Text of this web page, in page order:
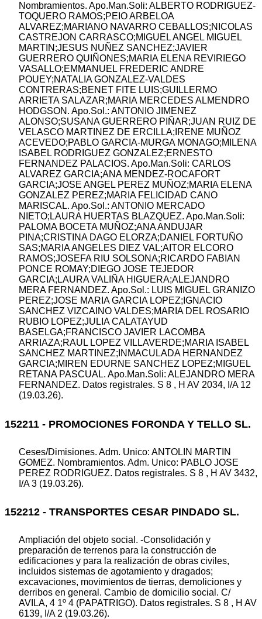
Nombramientos. Apo.Man.Soli: ALBERTO RODRIGUEZ-
TOQUERO RAMOS;PEIO ARBELOA
ALVAREZ;MARIANO NAVARRO CEBALLOS;NICOLAS
CASTREJON CARRASCO;MIGUEL ANGEL MIGUEL
MARTIN;JESUS NUÑEZ SANCHEZ;JAVIER
GUERRERO QUIÑONES;MARIA ELENA REVIRIEGO
VASALLO;EMMANUEL FREDERIC ANDRE
POUEY;NATALIA GONZALEZ-VALDES
CONTRERAS;BENET FITE LUIS;GUILLERMO
ARRIETA SALAZAR;MARIA MERCEDES ALMENDRO
HODGSON. Apo.Sol.: ANTONIO JIMENEZ
ALONSO;SUSANA GUERRERO PIÑAR;JUAN RUIZ DE
VELASCO MARTINEZ DE ERCILLA;IRENE MUÑOZ
ACEVEDO;PABLO GARCIA-MURGA MONAGO;MILENA
ISABEL RODRIGUEZ GONZALEZ;ERNESTO
FERNANDEZ PALACIOS. Apo.Man.Soli: CARLOS
ALVAREZ GARCIA;ANA MENDEZ-ROCAFORT
GARCIA;JOSE ANGEL PEREZ MUÑOZ;MARIA ELENA
GONZALEZ PEREZ;MARIA FELICIDAD CANO
MARISCAL. Apo.Sol.: ANTONIO MERCADO
NIETO;LAURA HUERTAS BLAZQUEZ. Apo.Man.Soli:
PALOMA BOCETA MUÑOZ;ANA ANDUJAR
PINA;CRISTINA DAGO ELORZA;DANIEL FORTUÑO
SAS;MARIA ANGELES DIEZ VAL;AITOR ELCORO
RAMOS;JOSEFA RIU SOLSONA;RICARDO FABIAN
PONCE ROMAY;DIEGO JOSE TEJEDOR
GARCIA;LAURA VALIÑA HIGUERA;ALEJANDRO
MERA FERNANDEZ. Apo.Sol.: LUIS MIGUEL GRANIZO
PEREZ;JOSE MARIA GARCIA LOPEZ;IGNACIO
SANCHEZ VIZCAINO VALDES;MARIA DEL ROSARIO
RUBIO LOPEZ;JULIA CALATAYUD
BASELGA;FRANCISCO JAVIER LACOMBA
ARRIAZA;RAUL LOPEZ VILLAVERDE;MARIA ISABEL
SANCHEZ MARTINEZ;INMACULADA HERNANDEZ
GARCIA;MIREN EDURNE SANCHEZ LOPEZ;MIGUEL
RETANA PASCUAL. Apo.Man.Soli: ALEJANDRO MERA
FERNANDEZ. Datos registrales. S 8 , H AV 2034, I/A 12
(19.03.26).
152211 - PROMOCIONES FORONDA Y TELLO SL.
Ceses/Dimisiones. Adm. Unico: ANTOLIN MARTIN
GOMEZ. Nombramientos. Adm. Unico: PABLO JOSE
PEREZ RODRIGUEZ. Datos registrales. S 8 , H AV 3432,
I/A 3 (19.03.26).
152212 - TRANSPORTES CESAR PINDADO SL.
Ampliación del objeto social. -Consolidación y
preparación de terrenos para la construcción de
edificaciones y para la realización de obras civiles,
incluidos sistemas de agotamiento y dragados;
excavaciones, movimientos de tierras, demoliciones y
derribos en general. Cambio de domicilio social. C/
AVILA, 4 1º 4 (PAPATRIGO). Datos registrales. S 8 , H AV
6139, I/A 2 (19.03.26).